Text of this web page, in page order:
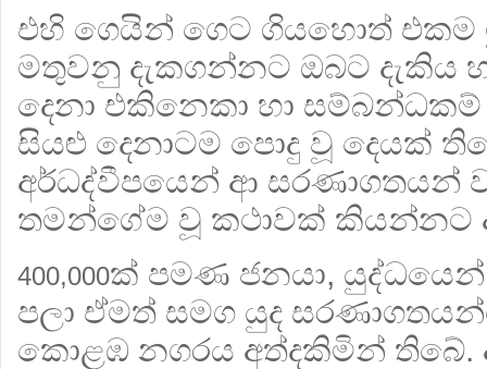
එහි ගෙයින් ගෙට ගියහොත්
මතුවනු දැකගන්නට ඔබට දැකිය
දෙනා එකිනෙකා හා
සියළු දෙනාටම පොදු වූ දෙයක්
අර්ධද්වීපයෙන් ආ සරණාගතයන්
තමන්ගේම වූ කථාවක් කියන්නට
400,000ක් පමණ ජනයා, යුද්ධයෙන්
පලා ඒමත් සමග යුද
කොළඹ නගරය අත්දකිමින් තිබේ.